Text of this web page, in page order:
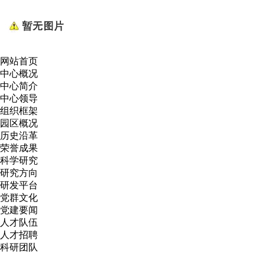
网站首页
中心概况
中心简介
中心领导
组织框架
园区概况
历史沿革
荣誉成果
科学研究
研究方向
研发平台
党群文化
党建要闻
人才队伍
人才招聘
科研团队